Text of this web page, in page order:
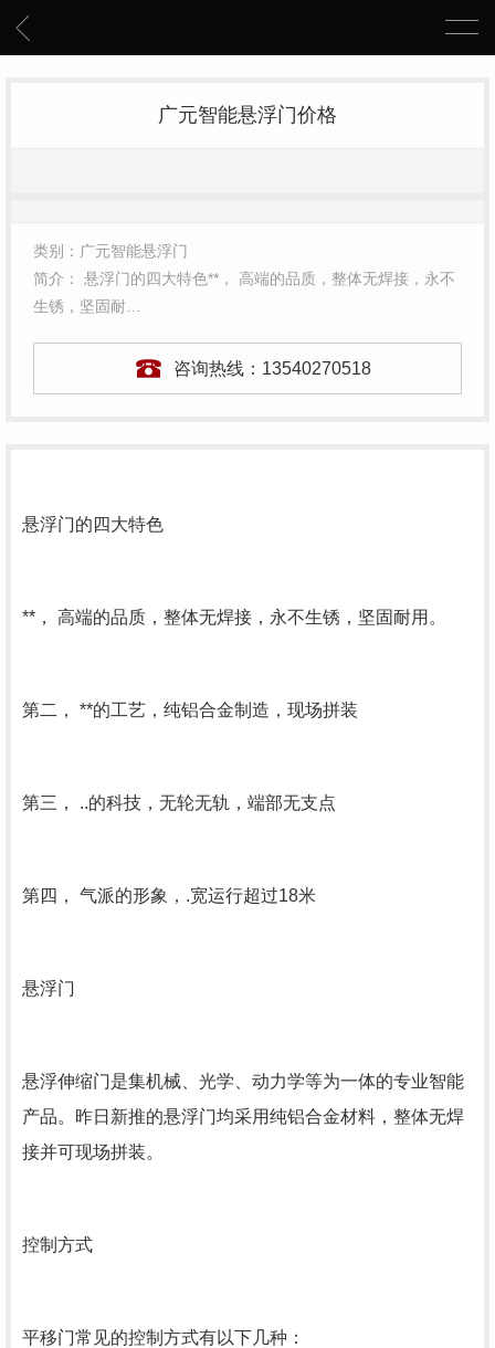
广元智能悬浮门价格
类别：广元智能悬浮门
简介： 悬浮门的四大特色**， 高端的品质，整体无焊接，永不
生锈，坚固耐…
咨询热线： 13540270518
悬浮门的四大特色
**， 高端的品质，整体无焊接，永不生锈，坚固耐用。
第二， **的工艺，纯铝合金制造，现场拼装
第三， ..的科技，无轮无轨，端部无支点
第四， 气派的形象，.宽运行超过18米
悬浮门
悬浮伸缩门是集机械、光学、动力学等为一体的专业智能
产品。昨日新推的悬浮门均采用纯铝合金材料，整体无焊
接并可现场拼装。
控制方式
平移门常见的控制方式有以下几种：